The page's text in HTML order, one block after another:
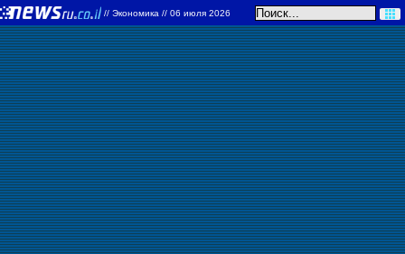
// Экономика // 06 июля 2026